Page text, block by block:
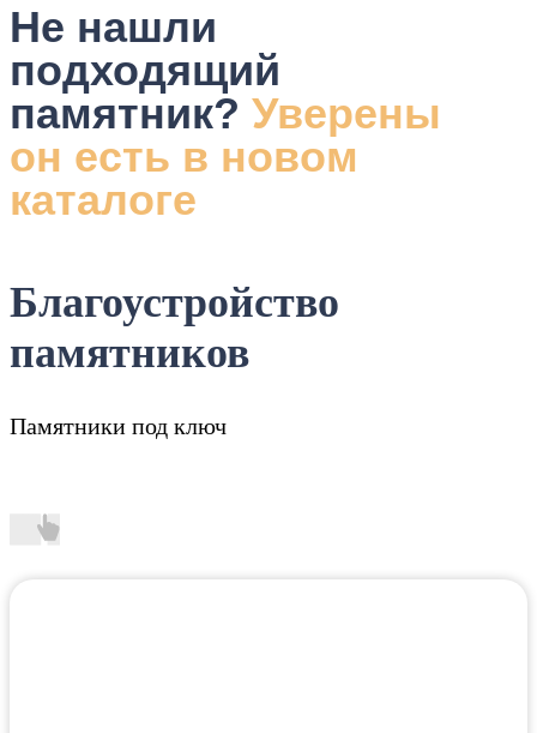
Не нашли
подходящий
памятник? Уверены
он есть в новом
каталоге
Благоустройство
памятников
Памятники под ключ